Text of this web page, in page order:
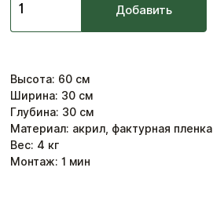
Добавить
Высота: 60 см
Ширина: 30 см
Глубина: 30 см
Материал: акрил, фактурная пленка
Вес: 4 кг
Монтаж: 1 мин